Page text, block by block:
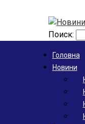
Поиск:
Головна
Новини